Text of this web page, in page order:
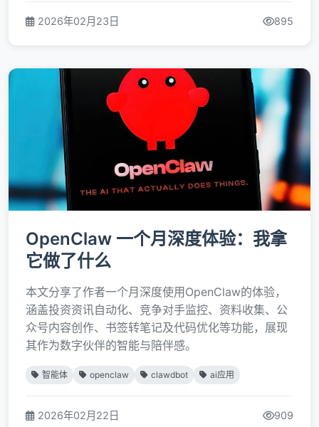
2026年02月23日 895
OpenClaw 一个月深度体验：我拿
它做了什么
本文分享了作者一个月深度使用OpenClaw的体验，
涵盖投资资讯自动化、竞争对手监控、资料收集、公
众号内容创作、书签转笔记及代码优化等功能，展现
其作为数字伙伴的智能与陪伴感。
智能体 openclaw clawdbot ai应用
2026年02月22日 909